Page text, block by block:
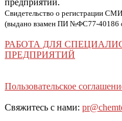
Свидетельство о регистрации
(выдано взамен ПИ №ФС77-40186
РАБОТА ДЛЯ
ПРЕДПРИЯТИЙ
Пользовательское
Свяжитесь с нами: